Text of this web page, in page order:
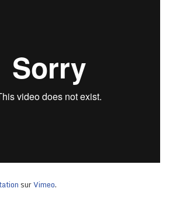
surVimeo.